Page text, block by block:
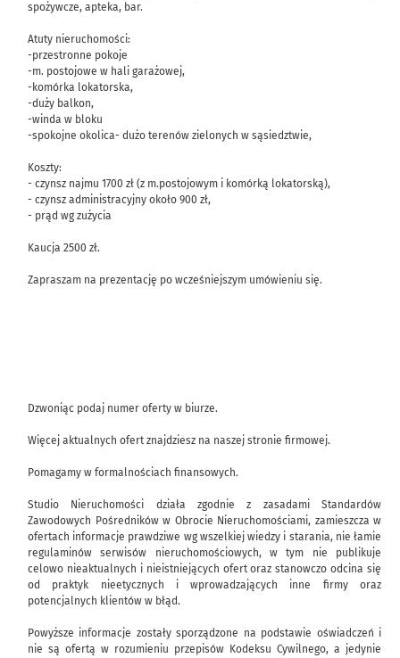
spożywcze, apteka, bar.
Atuty nieruchomości:
-przestronne pokoje
-m. postojowe w hali garażowej,
-komórka lokatorska,
-duży balkon,
-winda w bloku
-spokojne okolica- dużo terenów zielonych w sąsiedztwie,
Koszty:
- czynsz najmu 1700 zł (z m.postojowym i komórką lokatorską),
- czynsz administracyjny około 900 zł,
- prąd wg zużycia
Kaucja 2500 zł.
Zapraszam na prezentację po wcześniejszym umówieniu się.
Dzwoniąc podaj numer oferty w biurze.
Więcej aktualnych ofert znajdziesz na naszej stronie firmowej.
Pomagamy w formalnościach finansowych.
Studio Nieruchomości działa zgodnie z zasadami Standardów
Zawodowych Pośredników w Obrocie Nieruchomościami, zamieszcza w
ofertach informacje prawdziwe wg wszelkiej wiedzy i starania, nie łamie
regulaminów serwisów nieruchomościowych, w tym nie publikuje
celowo nieaktualnych i nieistniejących ofert oraz stanowczo odcina się
od praktyk nieetycznych i wprowadzających inne firmy oraz
potencjalnych klientów w błąd.
Powyższe informacje zostały sporządzone na podstawie oświadczeń i
nie są ofertą w rozumieniu przepisów Kodeksu Cywilnego, a jedynie